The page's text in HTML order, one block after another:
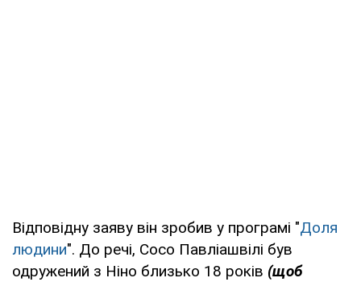
Відповідну заяву він зробив у програмі "Доля
людини". До речі, Сосо Павліашвілі був
одружений з Ніно близько 18 років (щоб